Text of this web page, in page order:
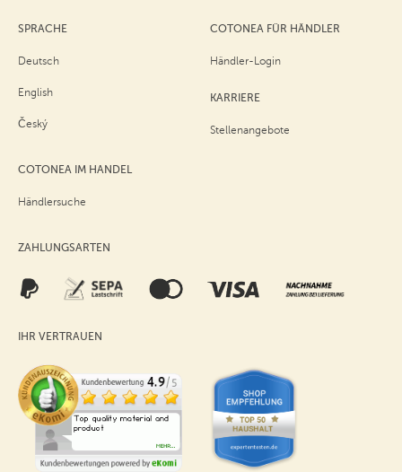
SPRACHE
Deutsch
English
Český
COTONEA IM HANDEL
Händlersuche
COTONEA FÜR HÄNDLER
Händler-Login
KARRIERE
Stellenangebote
ZAHLUNGSARTEN
IHR VERTRAUEN